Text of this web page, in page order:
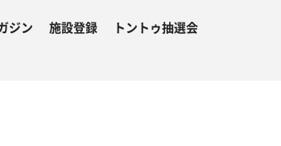
ジン 施設登録 トントゥ抽選会